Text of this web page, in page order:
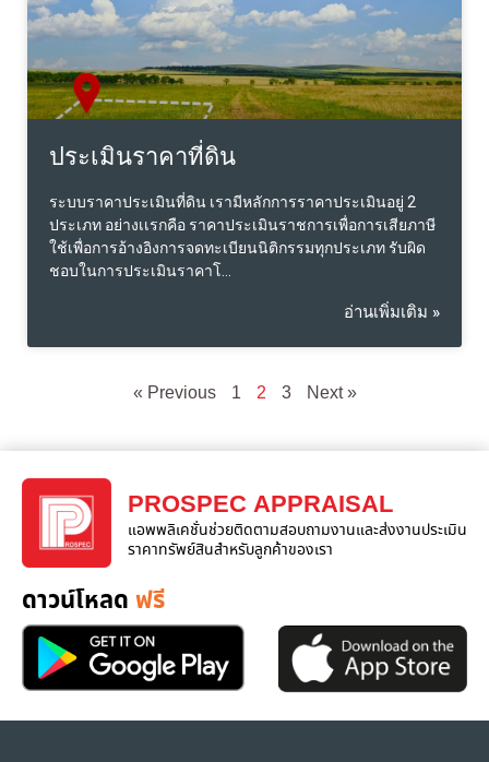
ประเมินราคาที่ดิน
ระบบราคาประเมินที่ดิน เรามีหลักการราคาประเมินอยู่ 2
ประเภท อย่างเเรกคือ ราคาประเมินราชการเพื่อการเสียภาษี
ใช้เพื่อการอ้างอิงการจดทะเบียนนิติกรรมทุกประเภท รับผิด
ชอบในการประเมินราคาโ…
อ่านเพิ่มเติม »
« Previous 1 2 3 Next »
PROSPEC APPRAISAL
แอพพลิเคชั่นช่วยติดตามสอบถามงานและส่งงานประเมิน
ราคาทรัพย์สินสำหรับลูกค้าของเรา
ดาวน์โหลด ฟรี